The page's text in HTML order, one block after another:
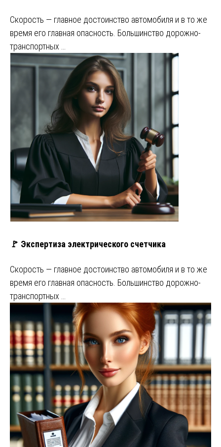
Скорость — главное достоинство автомобиля и в то же
время его главная опасность. Большинство дорожно-
транспортных …
🚩 Экспертиза электрического счетчика
Скорость — главное достоинство автомобиля и в то же
время его главная опасность. Большинство дорожно-
транспортных …